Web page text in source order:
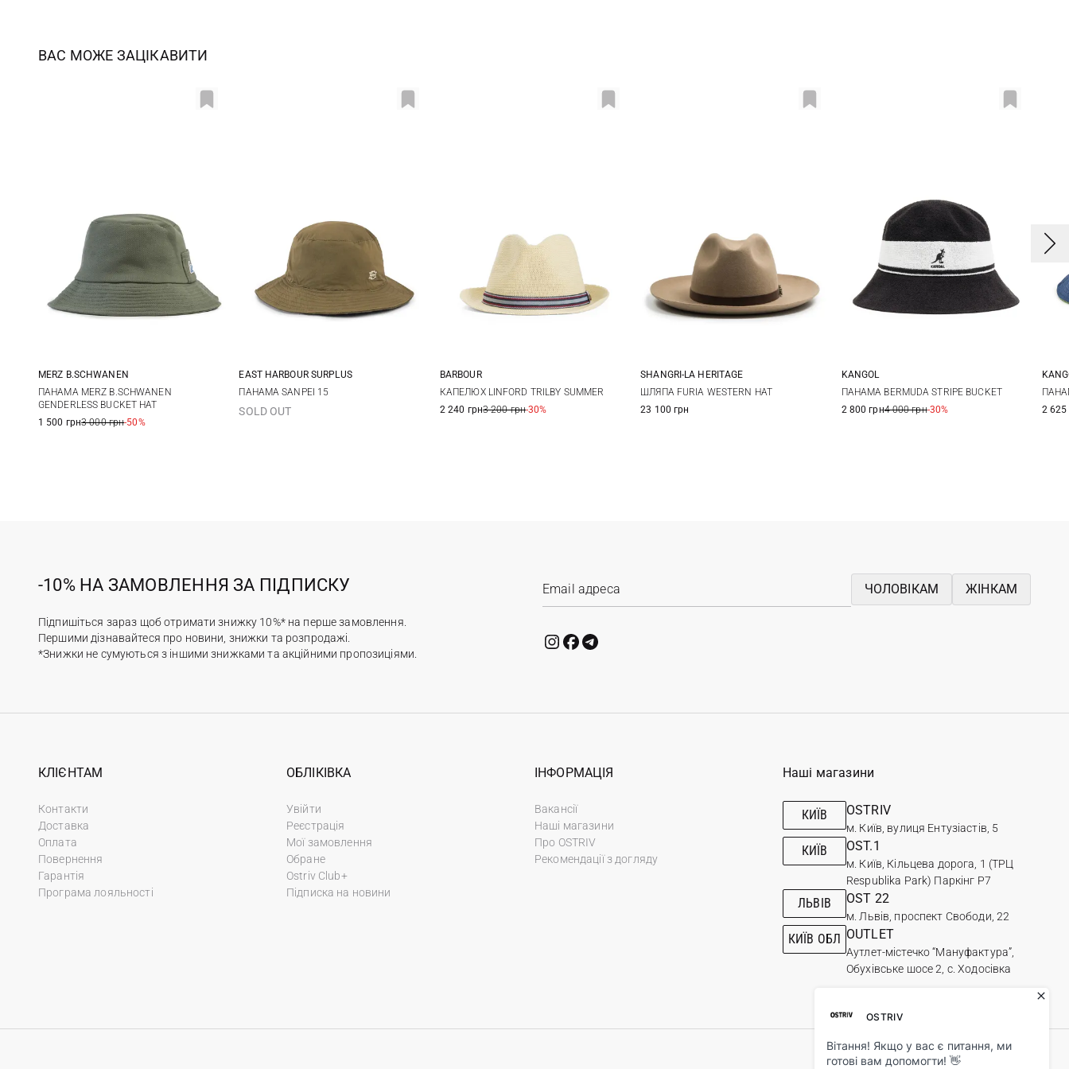
ВАС МОЖЕ ЗАЦІКАВИТИ
M L
MERZ B.SCHWANEN
ПАНАМА MERZ B.SCHWANEN
GENDERLESS BUCKET HAT
1 500 грн3 000 грн-50%
One size
EAST HARBOUR SURPLUS
ПАНАМА SANPEI 15
SOLD OUT
S M L XL
BARBOUR
КАПЕЛЮХ LINFORD TRILBY SUMMER
2 240 грн3 200 грн-30%
58 59 60
SHANGRI-LA HERITAGE
ШЛЯПА FURIA WESTERN HAT
23 100 грн
S M L XL
KANGOL
ПАНАМА BERMUDA STRIPE BUCKET
2 800 грн4 000 грн-30%
S
2 625
-10% НА ЗАМОВЛЕННЯ ЗА ПІДПИСКУ
Підпишіться зараз щоб отримати знижку 10%* на перше замовлення.
Першими дізнавайтеся про новини, знижки та розпродажі.
*Знижки не сумуються з іншими знижками та акційними пропозиціями.
ЧОЛОВІКАМ ЖІНКАМ
КЛІЄНТАМ
Контакти
Доставка
Оплата
Повернення
Гарантія
Програма лояльності
ОБЛІКІВКА
Увійти
Реєстрація
Мої замовлення
Обране
Ostriv Club+
Підписка на новини
ІНФОРМАЦІЯ
Вакансії
Наші магазини
Про OSTRIV
Рекомендації з догляду
Наші магазини
КИЇВ OSTRIV
м. Київ, вулиця Ентузіастів, 5
КИЇВ OST.1
м. Київ, Кільцева дорога, 1 (ТРЦ
Respublika Park) Паркінг Р7
ЛЬВІВ OST 22
м. Львів, проспект Свободи, 22
КИЇВ ОБЛ OUTLET
Аутлет-містечко “Мануфактура”,
Обухівське шосе 2, с. Ходосівка